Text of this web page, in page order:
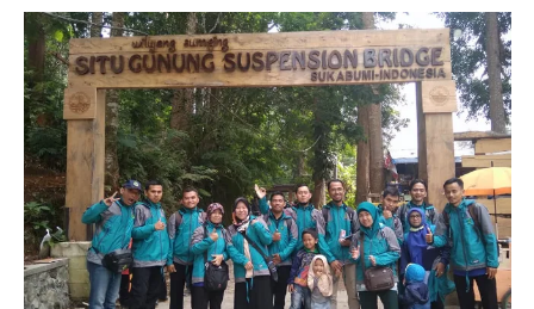
ISLAMPEDIA
PENDIDIKAN
BISNIS
FINANSIAL
KESEHATAN